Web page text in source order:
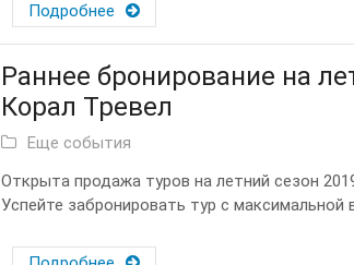
Подробнее
Раннее бронирование на
Корал Тревел
Еще события
Открыта продажа туров на летний сезон
Успейте забронировать тур с максимальной